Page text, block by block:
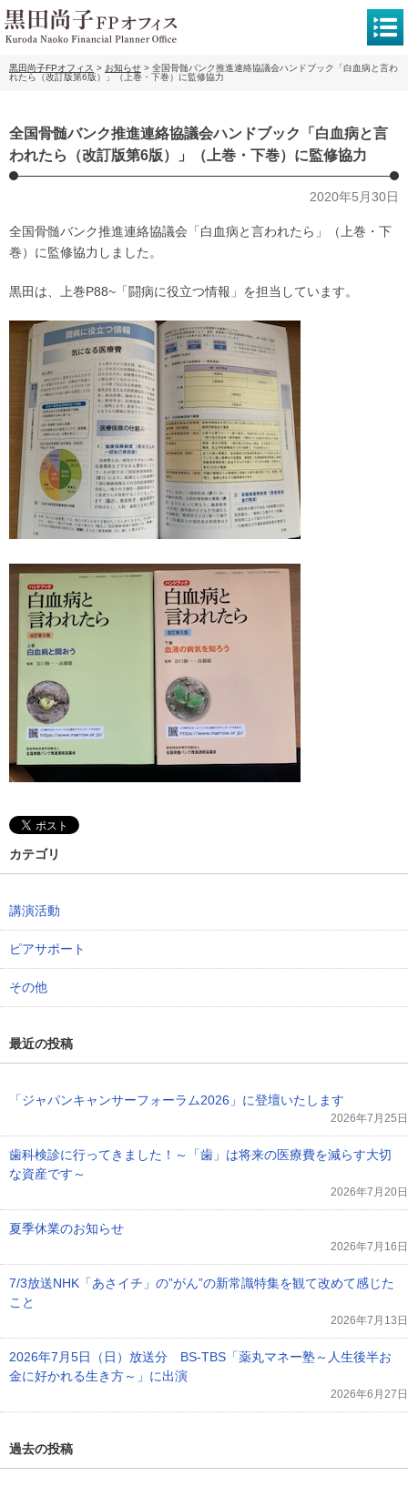
黒田尚子FPオフィス > お知らせ > 全国骨髄バンク推進連絡協議会ハンドブック「白血病と言わ
れたら（改訂版第6版）」（上巻・下巻）に監修協力
全国骨髄バンク推進連絡協議会ハンドブック「白血病と言
われたら（改訂版第6版）」（上巻・下巻）に監修協力
2020年5月30日
全国骨髄バンク推進連絡協議会「白血病と言われたら」（上巻・下
巻）に監修協力しました。
黒田は、上巻P88~「闘病に役立つ情報」を担当しています。
カテゴリ
講演活動
ピアサポート
その他
最近の投稿
「ジャパンキャンサーフォーラム2026」に登壇いたします
2026年7月25日
歯科検診に行ってきました！～「歯」は将来の医療費を減らす大切
な資産です～
2026年7月20日
夏季休業のお知らせ
2026年7月16日
7/3放送NHK「あさイチ」の”がん”の新常識特集を観て改めて感じた
こと
2026年7月13日
2026年7月5日（日）放送分 BS-TBS「薬丸マネー塾～人生後半お
金に好かれる生き方～」に出演
2026年6月27日
過去の投稿